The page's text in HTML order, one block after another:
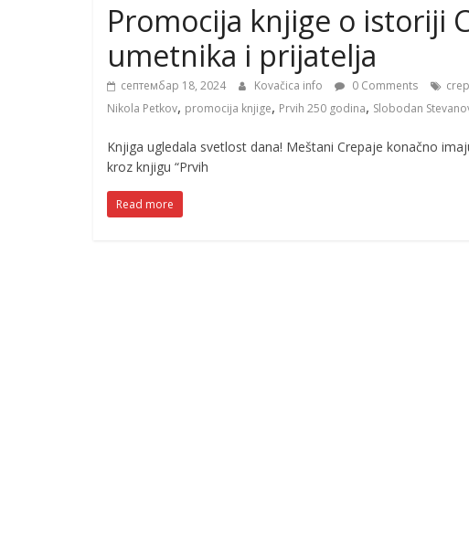
Promocija knjige o istoriji
umetnika i prijatelja
септембар 18, 2024 Kovačica info 0 Comments
Nikola Petkov, promocija knjige, Prvih 250 godina, Slobodan
Knjiga ugledala svetlost dana! Meštani Crepaje konačno
kroz knjigu “Prvih
Read more